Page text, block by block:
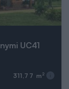
UC41
311,77 m 2